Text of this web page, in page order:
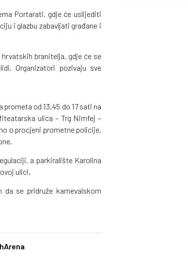
Portarati, gdje će uslijediti
i glazbu zabavljati građane i
branitelja, gdje će se
Organizatori pozivaju sve
od 13.45 do 17 sati na
ulica – Trg Nimfej –
o procjeni prometne policije,
a parkiralište Karolina
ulici.
se pridruže karnevalskom
Arena